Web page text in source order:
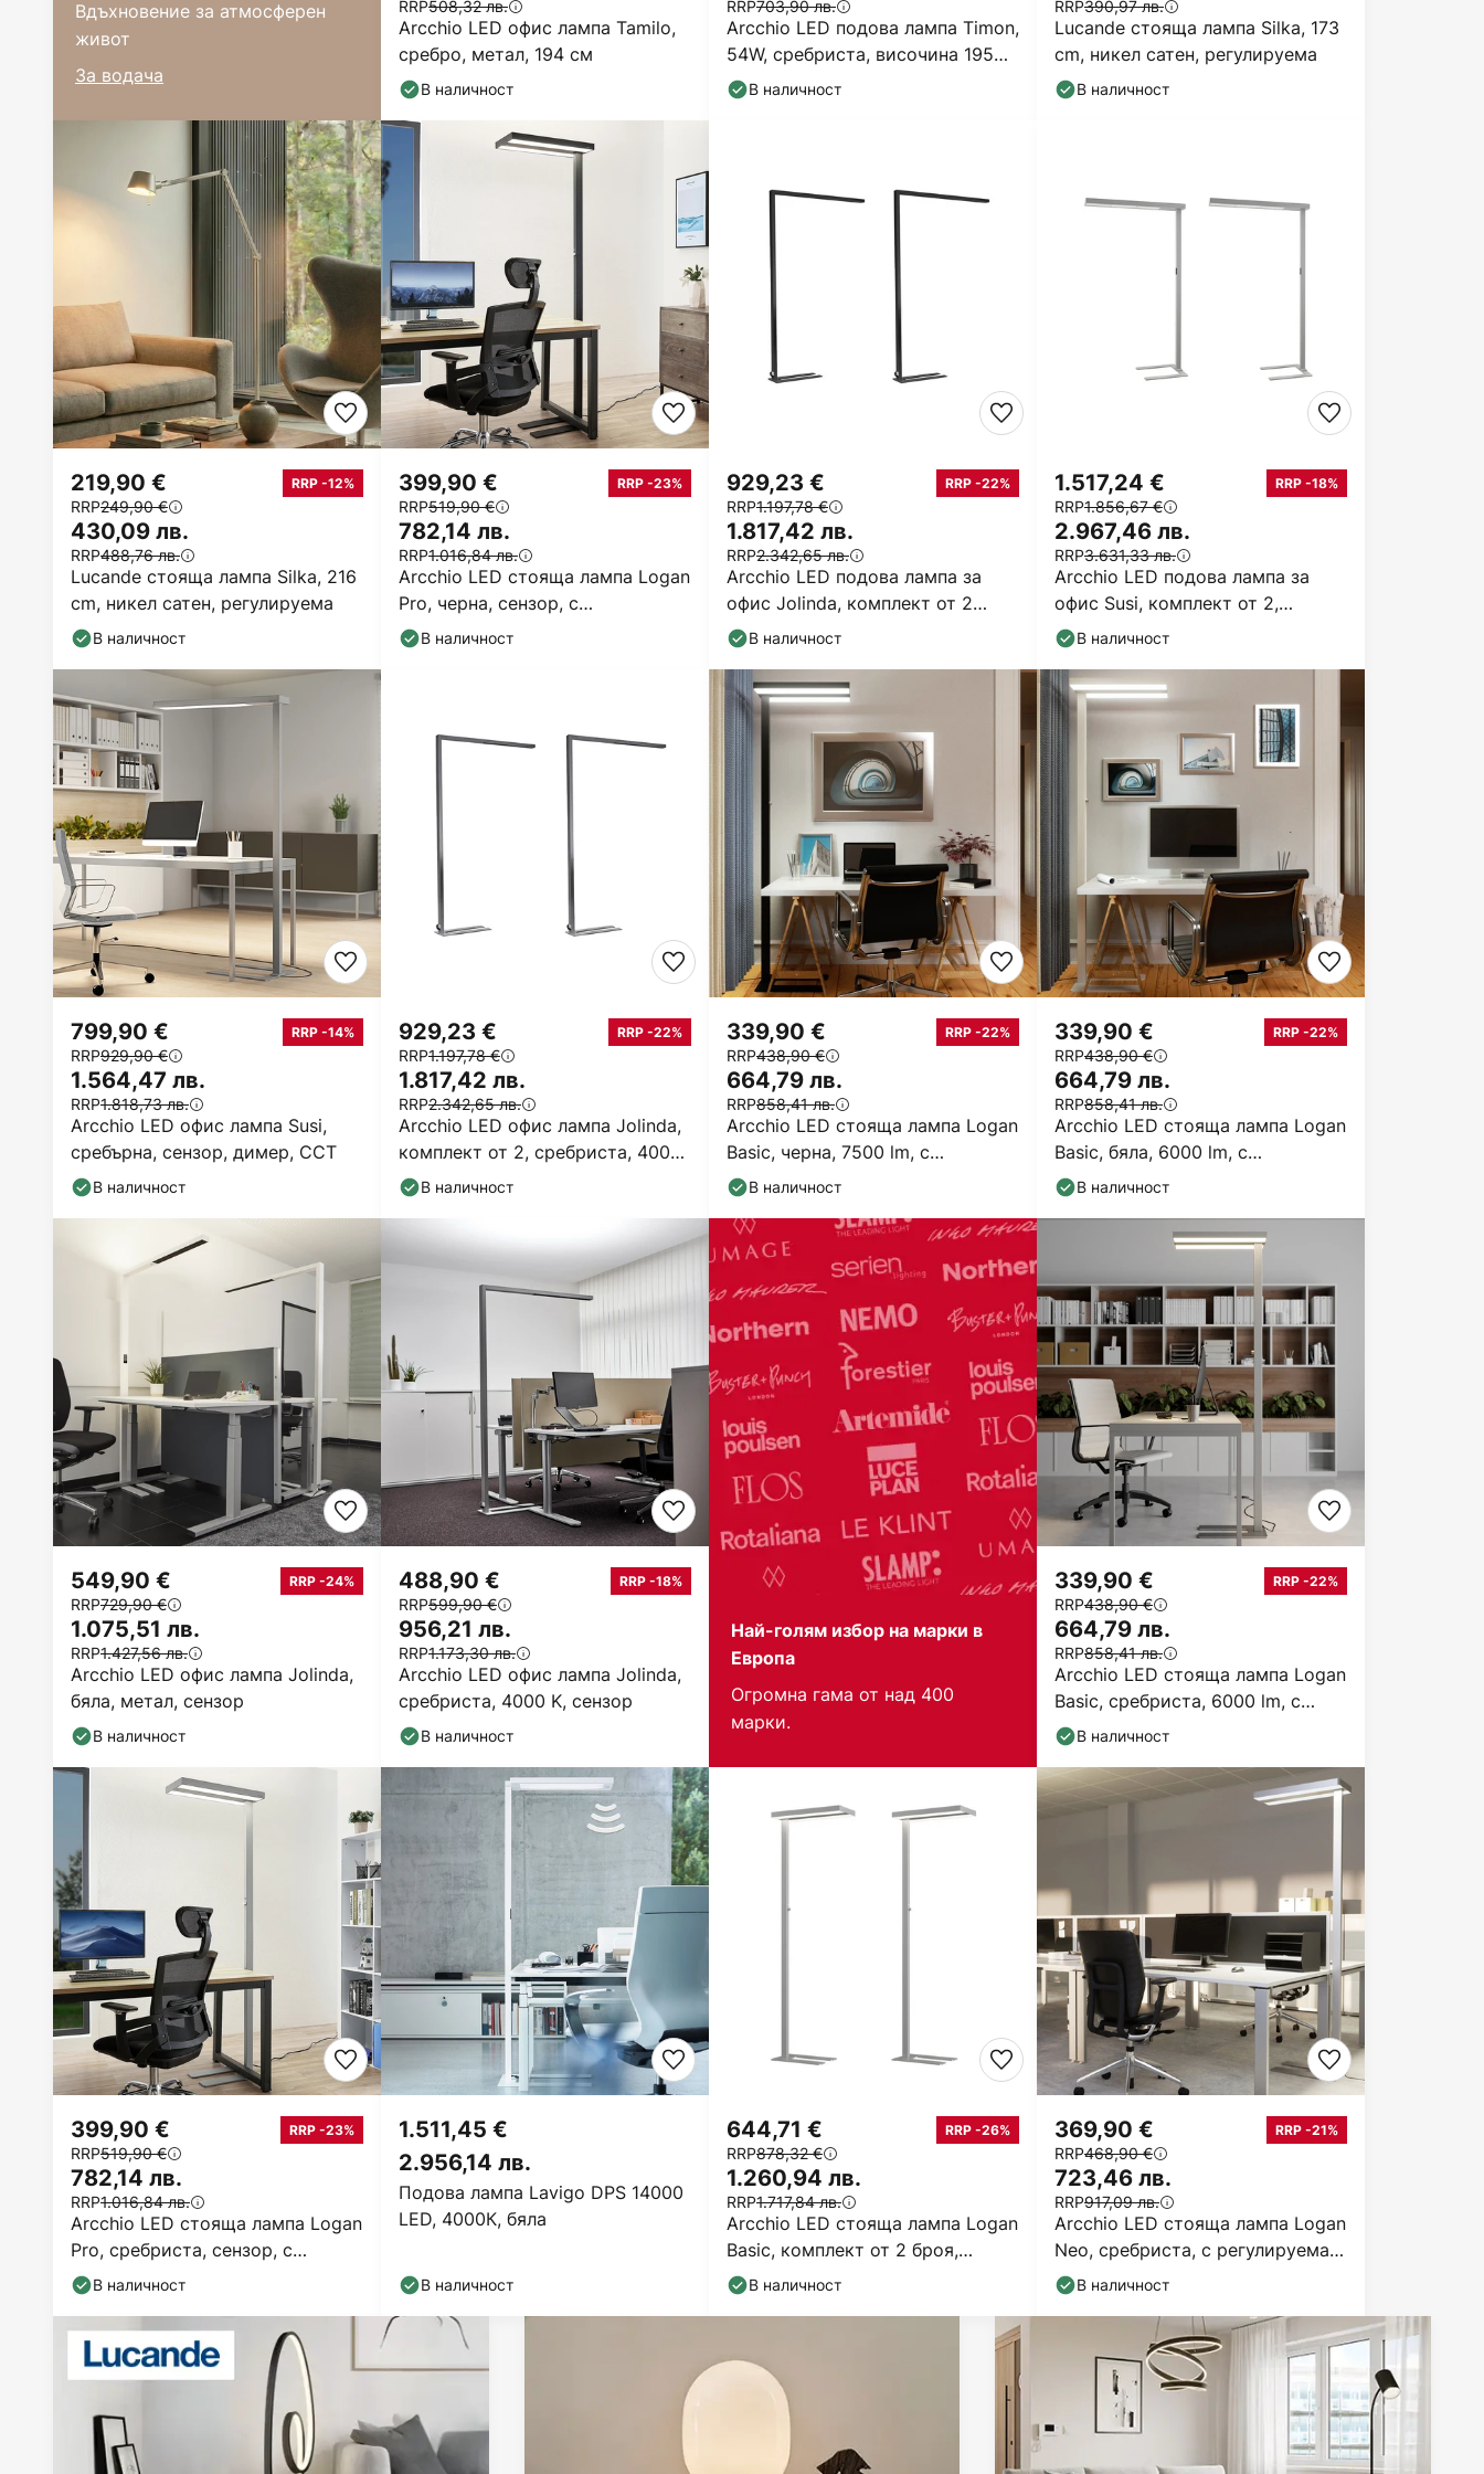
Вдъхновение за атмосферен
живот
За водача
Arcchio LED офис лампа Tamilo,
сребро, метал, 194 см
RRP508,32 лв.
В наличност
Arcchio LED подова лампа Timon,
54W, сребриста, височина 195
cm
RRP703,90 лв.
В наличност
Lucande стояща лампа Silka, 173
cm, никел сатен, регулируема
RRP390,97 лв.
В наличност
Lucande стояща лампа Silka, 216
cm, никел сатен, регулируема
219,90 € RRP -12%
RRP249,90 €
430,09 лв.
RRP488,76 лв.
В наличност
Arcchio LED стояща лампа Logan
Pro, черна, сензор, с
регулируема яркост
399,90 € RRP -23%
RRP519,90 €
782,14 лв.
RRP1.016,84 лв.
В наличност
Arcchio LED подова лампа за
офис Jolinda, комплект от 2
броя, черна, 4000К
929,23 € RRP -22%
RRP1.197,78 €
1.817,42 лв.
RRP2.342,65 лв.
В наличност
Arcchio LED подова лампа за
офис Susi, комплект от 2,
сребриста, сензорна
1.517,24 € RRP -18%
RRP1.856,67 €
2.967,46 лв.
RRP3.631,33 лв.
В наличност
Arcchio LED офис лампа Susi,
сребърна, сензор, димер, CCT
799,90 € RRP -14%
RRP929,90 €
1.564,47 лв.
RRP1.818,73 лв.
В наличност
Arcchio LED офис лампа Jolinda,
комплект от 2, сребриста, 4000
K
929,23 € RRP -22%
RRP1.197,78 €
1.817,42 лв.
RRP2.342,65 лв.
В наличност
Arcchio LED стояща лампа Logan
Basic, черна, 7500 lm, с
регулируема яркост
339,90 € RRP -22%
RRP438,90 €
664,79 лв.
RRP858,41 лв.
В наличност
Arcchio LED стояща лампа Logan
Basic, бяла, 6000 lm, с
регулиране на яркостта
339,90 € RRP -22%
RRP438,90 €
664,79 лв.
RRP858,41 лв.
В наличност
Arcchio LED офис лампа Jolinda,
бяла, метал, сензор
549,90 € RRP -24%
RRP729,90 €
1.075,51 лв.
RRP1.427,56 лв.
В наличност
Arcchio LED офис лампа Jolinda,
сребриста, 4000 K, сензор
488,90 € RRP -18%
RRP599,90 €
956,21 лв.
RRP1.173,30 лв.
В наличност
Най-голям избор на марки в
Европа
Огромна гама от над 400
марки.
Arcchio LED стояща лампа Logan
Basic, сребриста, 6000 lm, с
регулиране на
339,90 € RRP -22%
RRP438,90 €
664,79 лв.
RRP858,41 лв.
В наличност
Arcchio LED стояща лампа Logan
Pro, сребриста, сензор, с
регулируема яркост
399,90 € RRP -23%
RRP519,90 €
782,14 лв.
RRP1.016,84 лв.
В наличност
Подова лампа Lavigo DPS 14000
LED, 4000К, бяла
1.511,45 €
2.956,14 лв.
В наличност
Arcchio LED стояща лампа Logan
Basic, комплект от 2 броя,
сребриста, 6000 lm
644,71 € RRP -26%
RRP878,32 €
1.260,94 лв.
RRP1.717,84 лв.
В наличност
Arcchio LED стояща лампа Logan
Neo, сребриста, с регулируема
яркост, метал
369,90 € RRP -21%
RRP468,90 €
723,46 лв.
RRP917,09 лв.
В наличност